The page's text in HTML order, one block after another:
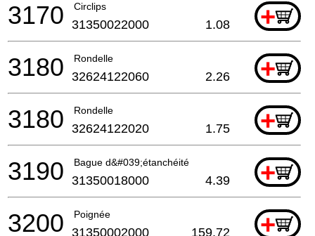
Circlips +
3170 31350022000 1.08
Rondelle +
3180 32624122060 2.26
Rondelle +
3180 32624122020 1.75
Bague d&#039;étanchéité +
3190 31350018000 4.39
Poignée +
3200 31350002000 159.72